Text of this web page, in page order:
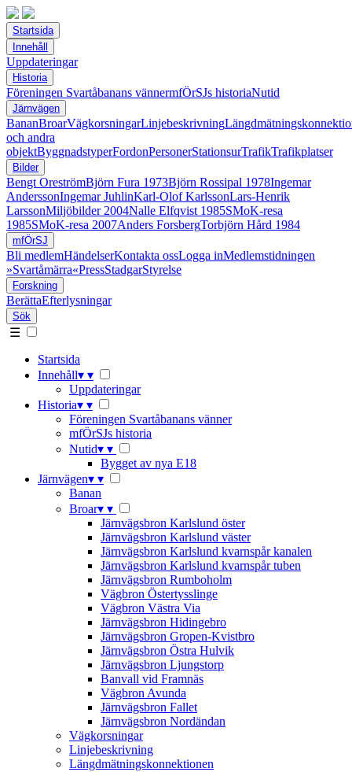
Startsida
Innehåll
Uppdateringar
Historia
Föreningen Svartåbanans vännermfÖrSJs historiaNutid
Järnvägen
BananBroarVägkorsningarLinjebeskrivning
och andra
objektByggnadstyperFordonPersonerStationsurTrafikTrafikplatser
Bilder
Bengt OreströmBjörn Fura 1973Björn Rossipal 1978Ingemar
AnderssonIngemar JuhlinKarl-Olof KarlssonLars-Henrik
LarssonMiljöbilder 2004Nalle Elfqvist 1985SMoK-resa
1985SMoK-resa 2007Anders ForsbergTorbjörn Hård 1984
mfÖrSJ
Bli medlemHändelserKontakta ossLogga inMedlemstidningen
»Svartåmärra«PressStadgarStyrelse
Forskning
BerättaEfterlysningar
Sök
☰
Startsida
Innehåll▾ ▾
Uppdateringar
Historia▾ ▾
Föreningen Svartåbanans vänner
mfÖrSJs historia
Nutid▾ ▾
Bygget av nya E18
Järnvägen▾ ▾
Banan
Broar▾ ▾
Järnvägsbron Karlslund öster
Järnvägsbron Karlslund väster
Järnvägsbron Karlslund kvarnspår kanalen
Järnvägsbron Karlslund kvarnspår tuben
Järnvägsbron Rumboholm
Vägbron Östertysslinge
Vägbron Västra Via
Järnvägsbron Hidingebro
Järnvägsbron Gropen-Kvistbro
Järnvägsbron Östra Hulvik
Järnvägsbron Ljungstorp
Banvall vid Framnäs
Vägbron Avunda
Järnvägsbron Fallet
Järnvägsbron Nordändan
Vägkorsningar
Linjebeskrivning
Längdmätningskonnektionen